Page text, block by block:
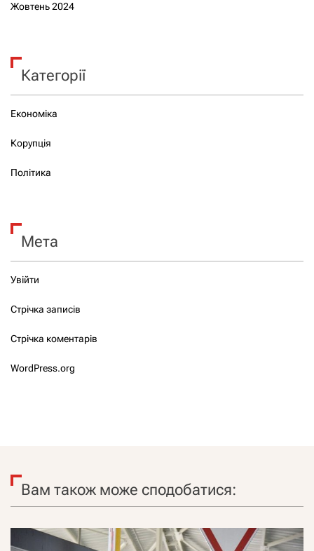
Жовтень 2024
Категорії
Економіка
Корупція
Політика
Мета
Увійти
Стрічка записів
Стрічка коментарів
WordPress.org
Вам також може сподобатися: